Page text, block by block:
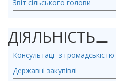
Звіт сільського голови
ДІЯЛЬНІСТЬ⚊
Консультації з громадськістю
Державні закупівлі